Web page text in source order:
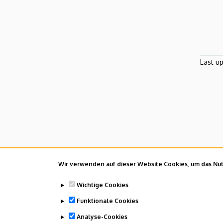
Wir verwenden auf dieser Website Cookies, um das
Wichtige Cookies
Funktionale Cookies
Analyse-Cookies
Last